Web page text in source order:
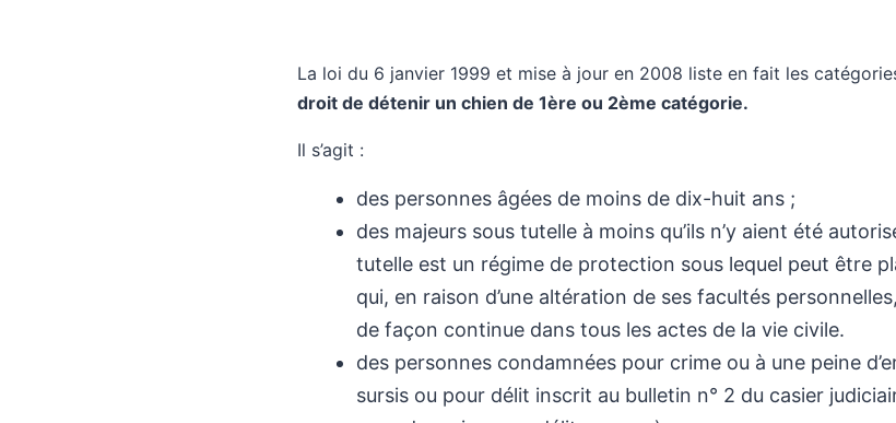
La loi du 6 janvier 1999 et mise à jour en 2008 liste en fait les
droit de détenir un chien de 1ère ou 2ème catégorie.
Il s’agit :
des personnes âgées de moins de dix-huit ans ;
des majeurs sous tutelle à moins qu’ils n’y aient été
tutelle est un régime de protection sous lequel peut être
qui, en raison d’une altération de ses facultés
de façon continue dans tous les actes de la vie civile.
des personnes condamnées pour crime ou à une peine
sursis ou pour délit inscrit au bulletin n° 2 du casier